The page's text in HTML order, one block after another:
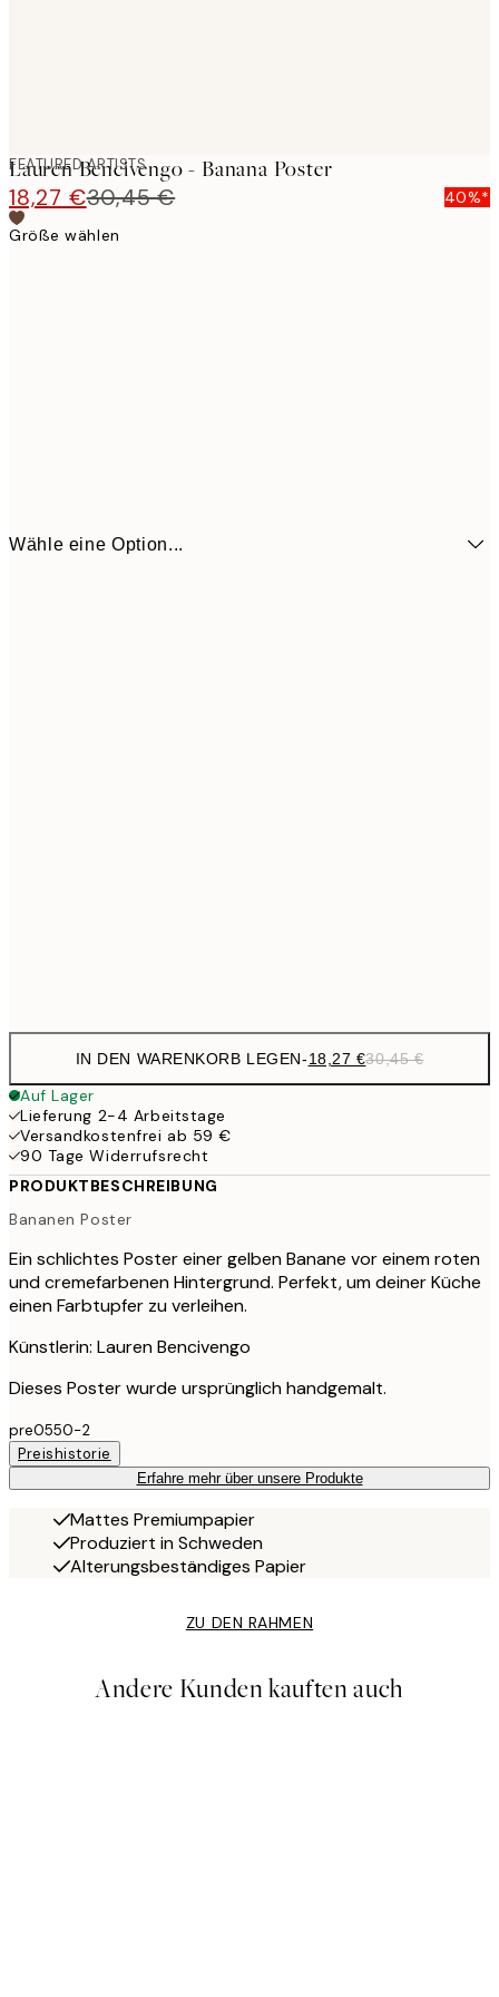
FEATURED ARTISTS
Lauren Bencivengo - Banana Poster
18,27 €30,45 €
40%*
Größe wählen
Wähle eine Option...
IN DEN WARENKORB LEGEN-18,27 €30,45 €
Auf Lager
Lieferung 2-4 Arbeitstage
Versandkostenfrei ab 59 €
90 Tage Widerrufsrecht
PRODUKTBESCHREIBUNG
Bananen Poster
Ein schlichtes Poster einer gelben Banane vor einem roten
und cremefarbenen Hintergrund. Perfekt, um deiner Küche
einen Farbtupfer zu verleihen.
Künstlerin: Lauren Bencivengo
Dieses Poster wurde ursprünglich handgemalt.
pre0550-2
Preishistorie
Erfahre mehr über unsere Produkte
Mattes Premiumpapier
Produziert in Schweden
Alterungsbeständiges Papier
ZU DEN RAHMEN
Andere Kunden kauften auch